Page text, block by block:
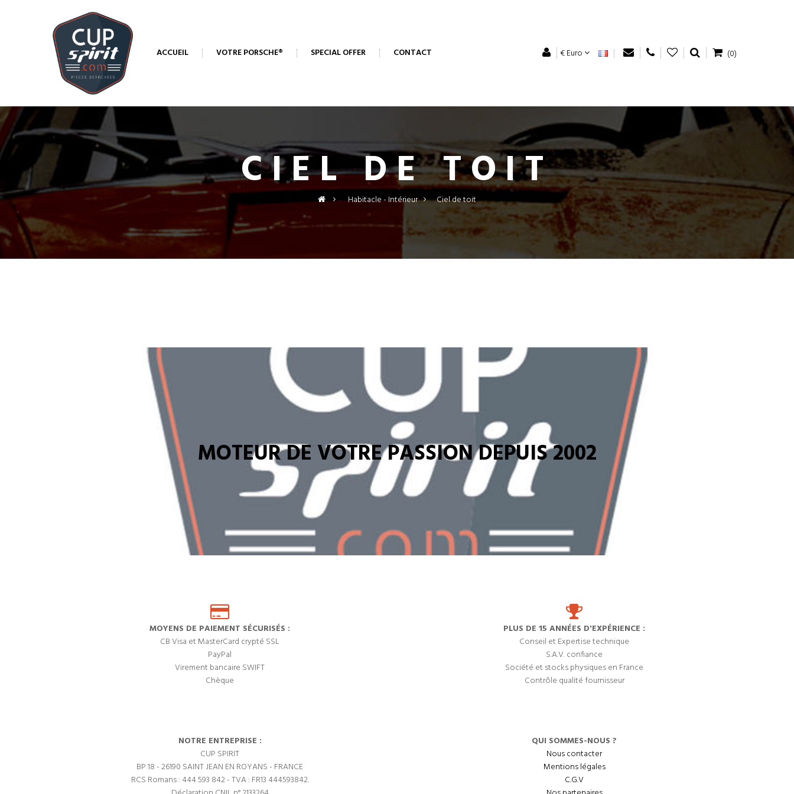
ACCUEIL VOTRE PORSCHE® SPECIAL OFFER CONTACT € Euro (0)
CIEL DE TOIT
> Habitacle - Intérieur > Ciel de toit
MOTEUR DE VOTRE PASSION DEPUIS 2002
MOYENS DE PAIEMENT SÉCURISÉS :
CB Visa et MasterCard crypté SSL
PayPal
Virement bancaire SWIFT
Chèque
PLUS DE 15 ANNÉES D'EXPÉRIENCE :
Conseil et Expertise technique
S.A.V. confiance
Société et stocks physiques en France
Contrôle qualité fournisseur
NOTRE ENTREPRISE :
CUP SPIRIT
BP 18 - 26190 SAINT JEAN EN ROYANS - FRANCE
RCS Romans : 444 593 842 - TVA : FR13 444593842.
QUI SOMMES-NOUS ?
Nous contacter
Mentions légales
C.G.V